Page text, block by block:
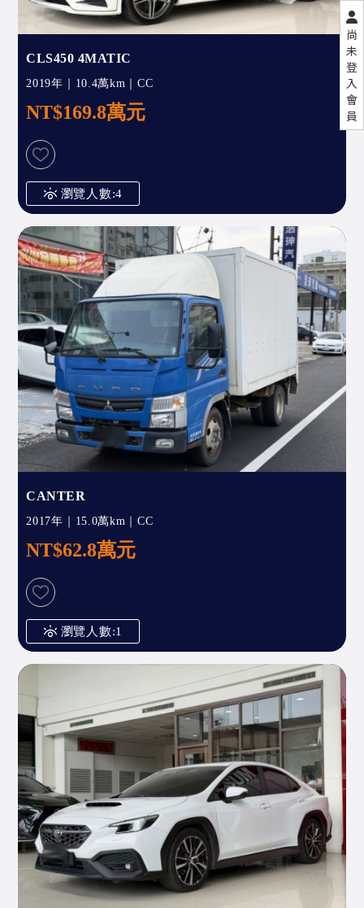
尚
未
登
入
會
員
CLS450 4MATIC
2019年｜10.4萬km｜CC
NT$169.8萬元
瀏覽人數:4
CANTER
2017年｜15.0萬km｜CC
NT$62.8萬元
瀏覽人數:1